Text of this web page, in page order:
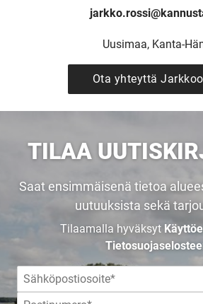
Uusimaa, Kanta-
Ota yhteyttä
TILAA
Saat ensimmäisenä tietoa
uutuuksista sekä
Tilaamalla hyväksyt
UUSI